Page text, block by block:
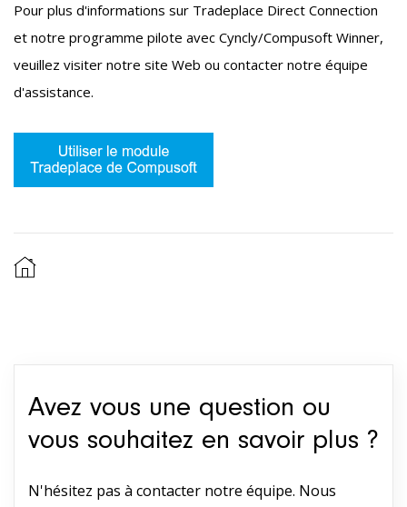
Pour plus d'informations sur Tradeplace Direct Connection
et notre programme pilote avec Cyncly/Compusoft Winner,
veuillez visiter notre site Web ou contacter notre équipe
d'assistance.
Avez vous une question ou
vous souhaitez en savoir plus ?
N'hésitez pas à contacter notre équipe. Nous